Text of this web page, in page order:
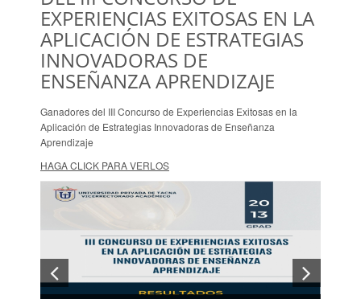
EXPERIENCIAS EXITOSAS EN LA
APLICACIÓN DE ESTRATEGIAS
INNOVADORAS DE
ENSEÑANZA APRENDIZAJE
Ganadores del III Concurso de Experiencias Exitosas en la
Aplicación de Estrategias Innovadoras de Enseñanza
Aprendizaje
HAGA CLICK PARA VERLOS